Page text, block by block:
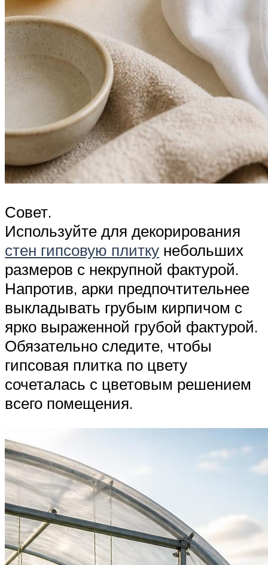
Совет.
Используйте для декорирования
стен гипсовую плитку небольших
размеров с некрупной фактурой.
Напротив, арки предпочтительнее
выкладывать грубым кирпичом с
ярко выраженной грубой фактурой.
Обязательно следите, чтобы
гипсовая плитка по цвету
сочеталась с цветовым решением
всего помещения.